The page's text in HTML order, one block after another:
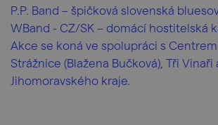
P.P. Band – špičková slovenská
WBand - CZ/SK – domácí hostitelská
Akce se koná ve spolupráci s
Strážnice (Blažena Bučková), Tři Vinaři
Jihomoravského kraje.